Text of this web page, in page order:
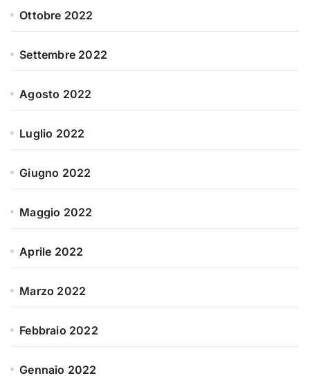
Ottobre 2022
Settembre 2022
Agosto 2022
Luglio 2022
Giugno 2022
Maggio 2022
Aprile 2022
Marzo 2022
Febbraio 2022
Gennaio 2022